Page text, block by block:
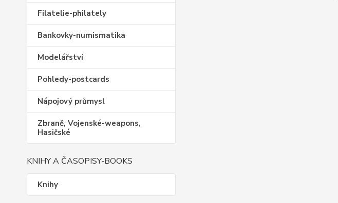
Filatelie-philately
Bankovky-numismatika
Modelářství
Pohledy-postcards
Nápojový průmysl
Zbraně, Vojenské-weapons,
Hasičské
KNIHY A ČASOPISY-BOOKS
Knihy